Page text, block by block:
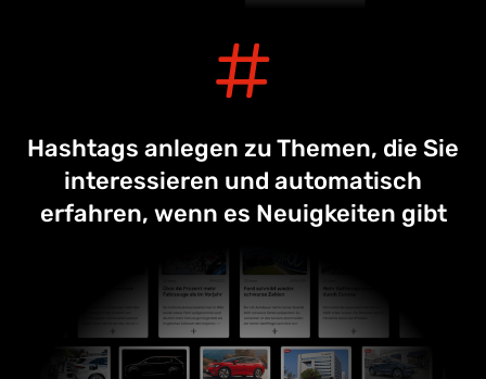
Hashtags anlegen zu Themen, die Sie
interessieren und automatisch
erfahren, wenn es Neuigkeiten gibt